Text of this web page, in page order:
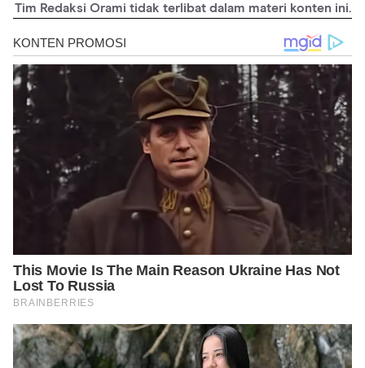
Tim Redaksi Orami tidak terlibat dalam materi konten ini.